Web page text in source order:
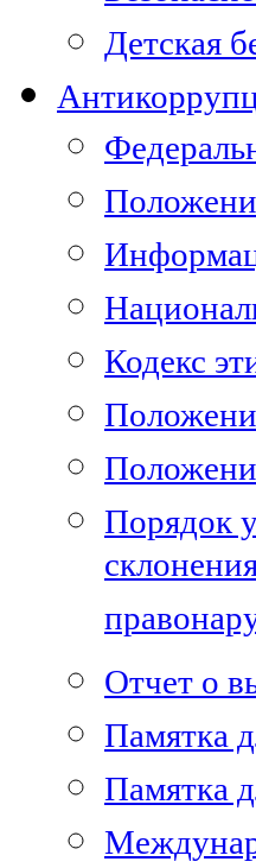
Детская
Кодекс
Порядок
Отчет о
Памятка
Памятка